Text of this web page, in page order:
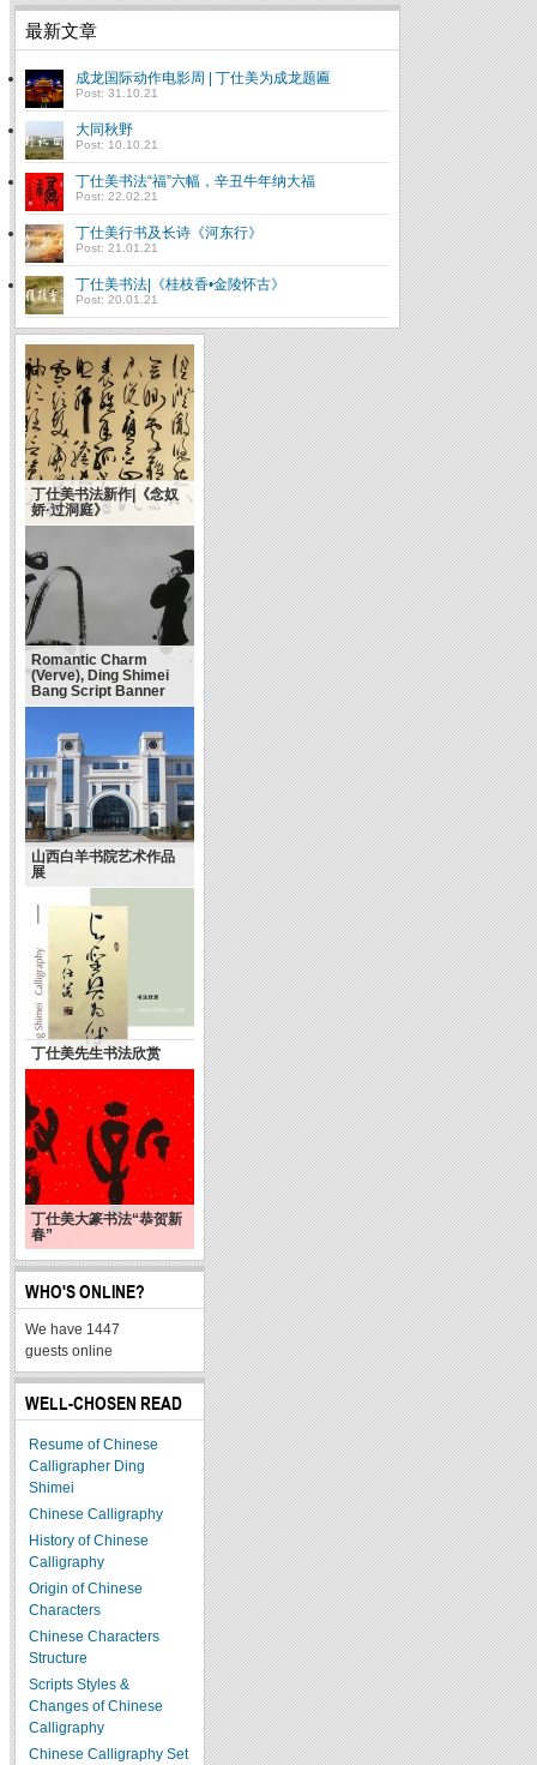
最新文章
成龙国际动作电影周 | 丁仕美为成龙题匾
Post: 31.10.21
大同秋野
Post: 10.10.21
丁仕美书法“福”六幅，辛丑牛年纳大福
Post: 22.02.21
丁仕美行书及长诗《河东行》
Post: 21.01.21
丁仕美书法|《桂枝香•金陵怀古》
Post: 20.01.21
丁仕美书法新作|《念奴
娇·过洞庭》
Romantic Charm
(Verve), Ding Shimei
Bang Script Banner
山西白羊书院艺术作品
展
丁仕美先生书法欣赏
丁仕美大篆书法“恭贺新
春”
WHO'S ONLINE?
We have 1447
guests online
WELL-CHOSEN READ
Resume of Chinese
Calligrapher Ding
Shimei
Chinese Calligraphy
History of Chinese
Calligraphy
Origin of Chinese
Characters
Chinese Characters
Structure
Scripts Styles &
Changes of Chinese
Calligraphy
Chinese Calligraphy Set